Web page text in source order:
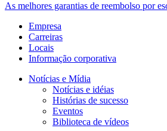
As melhores garantias de reembolso por
Empresa
Carreiras
Locais
Informação corporativa
Notícias e Mídia
Notícias e idéias
Histórias de sucesso
Eventos
Biblioteca de vídeos